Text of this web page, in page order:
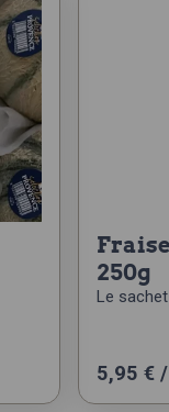
fraises déshydratées
250g
Le
5,95€